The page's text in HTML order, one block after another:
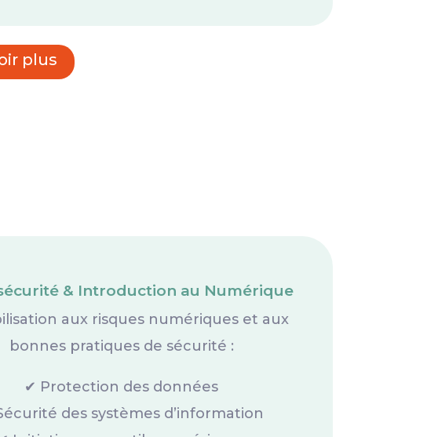
plus
& Introduction au Numérique
aux risques numériques et aux
bonnes pratiques de sécurité :
✔ Protection des données
des systèmes d’information